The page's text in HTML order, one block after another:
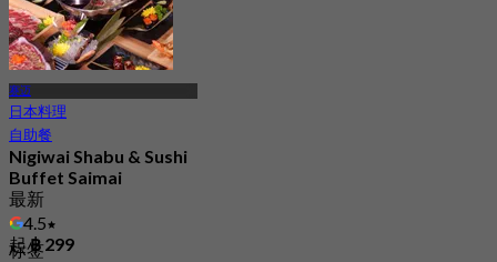
赛迈
日本料理
自助餐
Nigiwai Shabu & Sushi
Buffet Saimai
最新
4.5
起฿ 299
标签